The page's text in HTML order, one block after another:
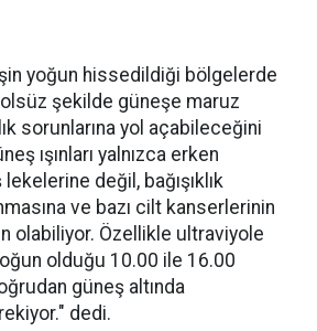
yoğun hissedildiği bölgelerde
şekilde güneşe maruz
sorunlarına yol açabileceğini
ışınları yalnızca erken
değil, bağışıklık
ve bazı cilt kanserlerinin
olabiliyor. Özellikle ultraviyole
yoğun olduğu 10.00 ile 16.00
güneş altında
dedi.